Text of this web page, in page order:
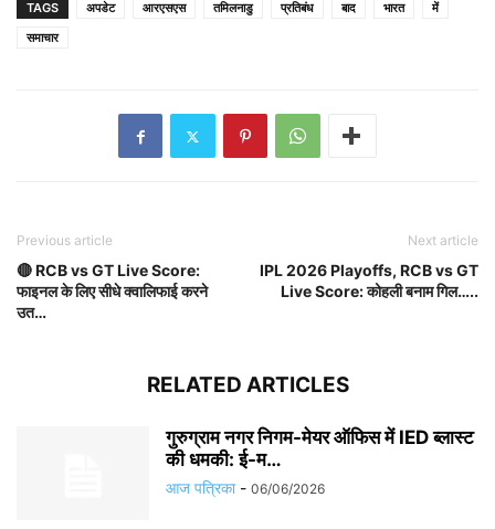
TAGS अपडेट आरएसएस तमिलनाडु प्रतिबंध बाद भारत
में
समाचार
Previous article
🔴 RCB vs GT Live Score:
फाइनल के लिए सीधे क्वालिफाई करने
उत…
Next article
IPL 2026 Playoffs, RCB vs GT
Live Score: कोहली बनाम गिल…..
RELATED ARTICLES
गुरुग्राम नगर निगम-मेयर ऑफिस में IED ब्लास्ट
की धमकी: ई-म…
आज पत्रिका - 06/06/2026